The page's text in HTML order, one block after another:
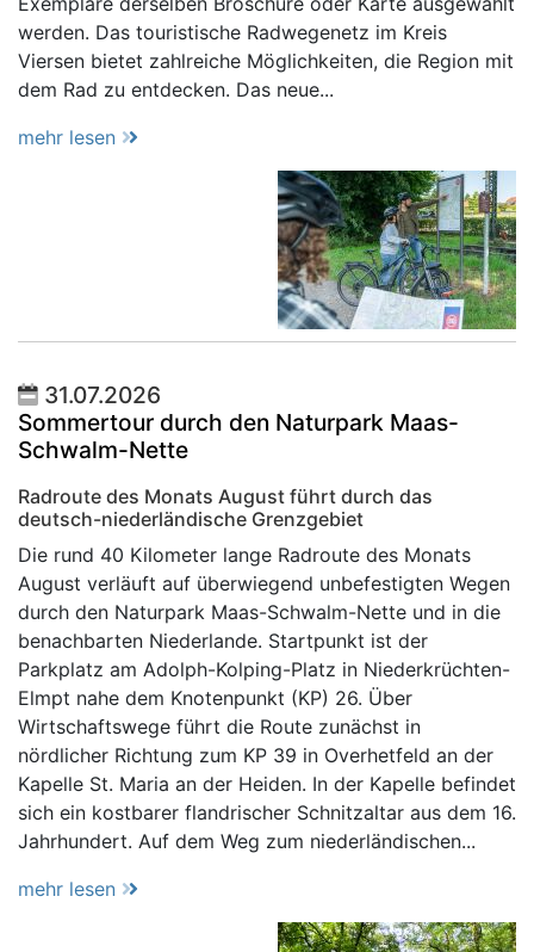
werden. Das touristische Radwegenetz im Kreis
Viersen bietet zahlreiche Möglichkeiten, die Region mit
dem Rad zu entdecken. Das neue...
mehr lesen
31.07.2026
Sommertour durch den Naturpark Maas-
Schwalm-Nette
Radroute des Monats August führt durch das
deutsch-niederländische Grenzgebiet
Die rund 40 Kilometer lange Radroute des Monats
August verläuft auf überwiegend unbefestigten Wegen
durch den Naturpark Maas-Schwalm-Nette und in die
benachbarten Niederlande. Startpunkt ist der
Parkplatz am Adolph-Kolping-Platz in Niederkrüchten-
Elmpt nahe dem Knotenpunkt (KP) 26. Über
Wirtschaftswege führt die Route zunächst in
nördlicher Richtung zum KP 39 in Overhetfeld an der
Kapelle St. Maria an der Heiden. In der Kapelle befindet
sich ein kostbarer flandrischer Schnitzaltar aus dem 16.
Jahrhundert. Auf dem Weg zum niederländischen...
mehr lesen